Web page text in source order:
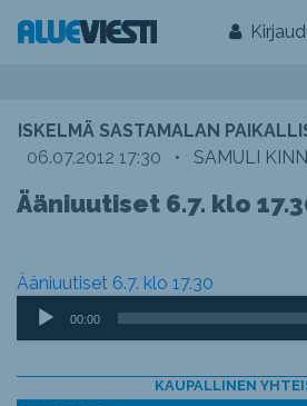
ISKELMÄ SASTAMALAN
06.07.2012 17:30
• SAMULI
Ääniuutiset 6.7. klo
Ääniuutiset 6.7. klo 17.30
Äänitoistin
00:00
KAUPALLINEN